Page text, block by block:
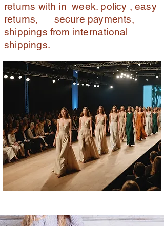
returns with in week. policy , easy
returns, secure payments,
shippings from international
shippings.